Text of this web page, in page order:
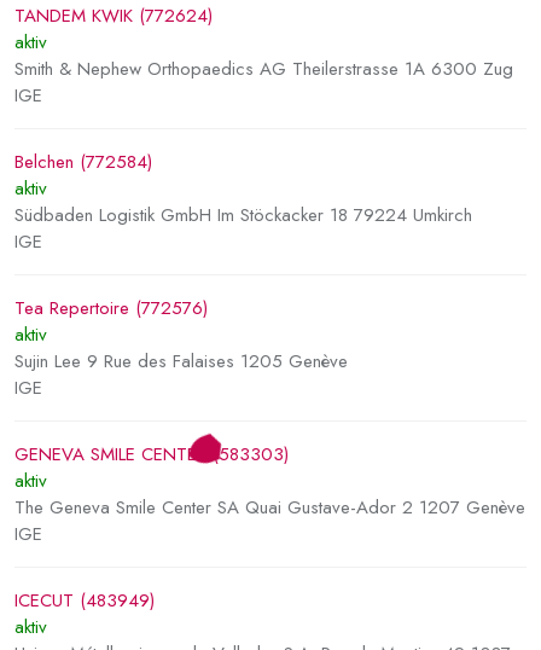
TANDEM KWIK (772624)
aktiv
Smith & Nephew Orthopaedics AG Theilerstrasse 1A 6300 Zug
IGE
Belchen (772584)
aktiv
Südbaden Logistik GmbH Im Stöckacker 18 79224 Umkirch
IGE
Tea Repertoire (772576)
aktiv
Sujin Lee 9 Rue des Falaises 1205 Genève
IGE
GENEVA SMILE CENTER (583303)
aktiv
The Geneva Smile Center SA Quai Gustave-Ador 2 1207 Genève
IGE
ICECUT (483949)
aktiv